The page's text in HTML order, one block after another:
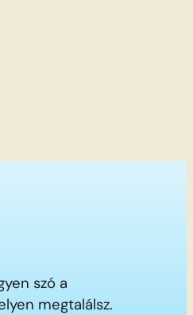
szó a
megtalálsz.